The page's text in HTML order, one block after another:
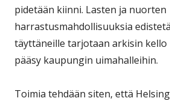
pidetään kiinni. Lasten ja nuorten
harrastusmahdollisuuksia
täyttäneille tarjotaan arkisin kello
pääsy kaupungin uimahalleihin.
Toimia tehdään siten, että